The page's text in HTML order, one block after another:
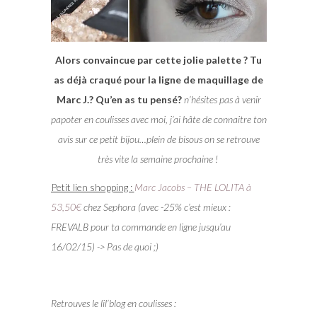
Alors convaincue par cette jolie palette ? Tu
as déjà craqué pour la ligne de maquillage de
Marc J.? Qu’en as tu pensé? n’hésites pas à venir
papoter en coulisses avec moi, j’ai hâte de connaitre ton
avis sur ce petit bijou…plein de bisous on se retrouve
très vite la semaine prochaine !
Petit lien shopping : Marc Jacobs – THE LOLITA à
53,50€chez Sephora (avec -25% c’est mieux :
FREVALB pour ta commande en ligne jusqu’au
16/02/15) -> Pas de quoi ;)
Retrouves le lil’blog en coulisses :